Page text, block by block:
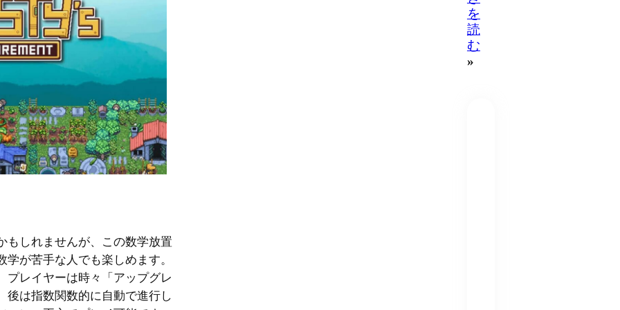
もしれませんが、この数学放置
が苦手な人でも楽しめます。
プレイヤーは時々「アップグレ
後は指数関数的に自動で進行し
を
読
む
»